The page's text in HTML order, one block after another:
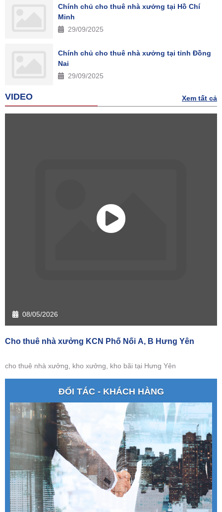
Chính chủ cho thuê nhà xưởng tại Hồ Chí
Minh
29/09/2025
Chính chủ cho thuê nhà xưởng tại tỉnh Đồng
Nai
29/09/2025
VIDEO Xem tất cả
08/05/2026
Cho thuê nhà xưởng KCN Phố Nối A, B Hưng Yên
cho thuê nhà xưởng, kho xưởng, kho bãi tại Hưng Yên
ĐỐI TÁC - KHÁCH HÀNG